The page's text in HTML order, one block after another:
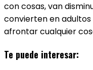
con cosas, van
convierten en
afrontar cualquier
Te puede interesar: